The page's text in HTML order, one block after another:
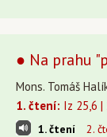
● Na prahu
Mons. Tomáš
1. čtení: Iz 25,6 |
1. čtení 2.